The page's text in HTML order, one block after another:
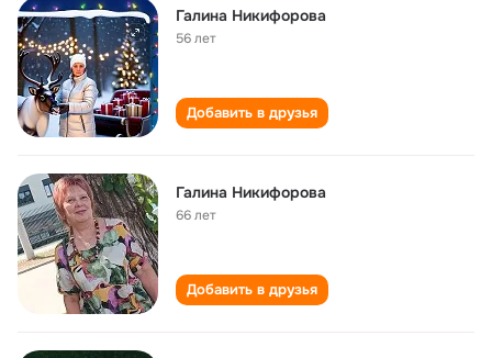
Галина Никифорова
56 лет
Добавить в друзья
Галина Никифорова
66 лет
Добавить в друзья